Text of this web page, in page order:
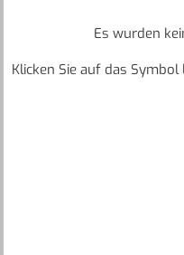
Es wurden
Klicken Sie auf das